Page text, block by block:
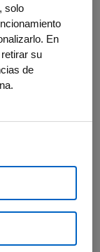
solo
En
su
de